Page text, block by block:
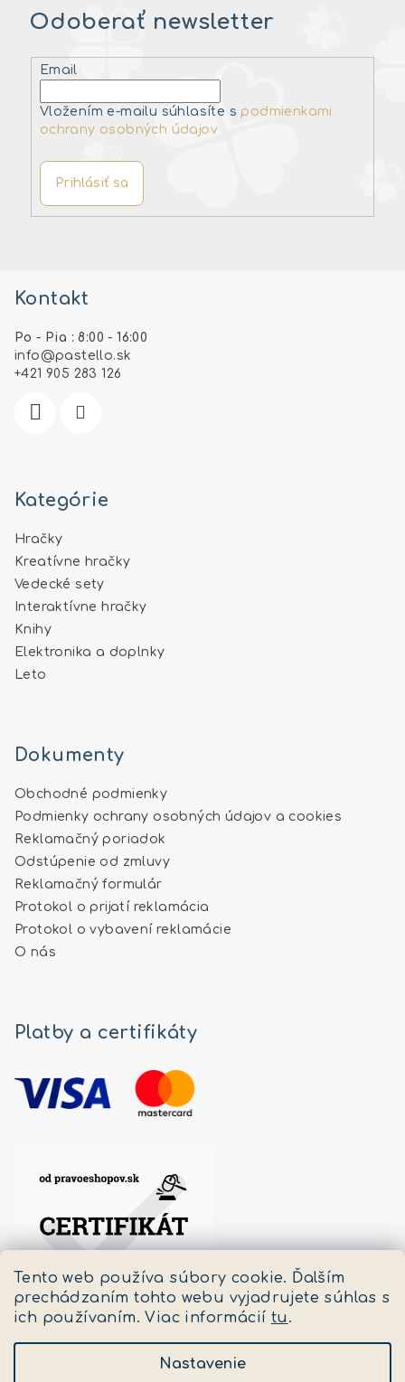
Tento web používa súbory cookie. Ďalším
prechádzaním tohto webu vyjadrujete súhlas s
ich používaním. Viac informácií tu .
Nastavenie
Odoberať newsletter
Email
Vložením e-mailu súhlasíte s podmienkami
ochrany osobných údajov
Prihlásiť sa
Kontakt
Po - Pia : 8:00 - 16:00
info @pastello.sk
+421 905 283 126
Kategórie
Hračky
Kreatívne hračky
Vedecké sety
Interaktívne hračky
Knihy
Elektronika a doplnky
Leto
Dokumenty
Obchodné podmienky
Podmienky ochrany osobných údajov a cookies
Reklamačný poriadok
Odstúpenie od zmluvy
Reklamačný formulár
Protokol o prijatí reklamácia
Protokol o vybavení reklamácie
O nás
Platby a certifikáty